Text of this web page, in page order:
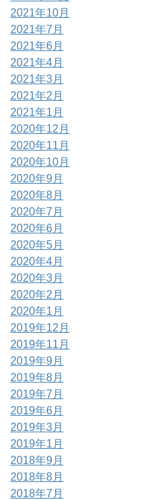
2021年10月
2021年7月
2021年6月
2021年4月
2021年3月
2021年2月
2021年1月
2020年12月
2020年11月
2020年10月
2020年9月
2020年8月
2020年7月
2020年6月
2020年5月
2020年4月
2020年3月
2020年2月
2020年1月
2019年12月
2019年11月
2019年9月
2019年8月
2019年7月
2019年6月
2019年3月
2019年1月
2018年9月
2018年8月
2018年7月